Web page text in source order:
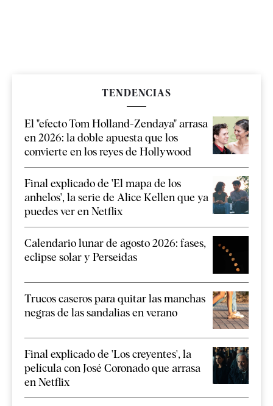
TENDENCIAS
El "efecto Tom Holland-Zendaya" arrasa
en 2026: la doble apuesta que los
convierte en los reyes de Hollywood
Final explicado de 'El mapa de los
anhelos', la serie de Alice Kellen que ya
puedes ver en Netflix
Calendario lunar de agosto 2026: fases,
eclipse solar y Perseidas
Trucos caseros para quitar las manchas
negras de las sandalias en verano
Final explicado de 'Los creyentes', la
película con José Coronado que arrasa
en Netflix